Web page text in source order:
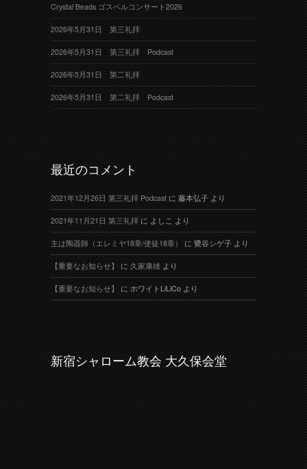
Crystal Beads ゴスペルコンサート2026
2026年5月31日 第三礼拝
2026年5月31日 第三礼拝 Podcast
2026年5月31日 第二礼拝
2026年5月31日 第二礼拝 Podcast
最近のコメント
2021年12月26日 第三礼拝 Podcastに藤本弘子より
2021年11月21日 第三礼拝によしこより
主は陶器師（エレミヤ18章/使徒18章）に鷺谷シゲ子より
【重要なお知らせ】に久家康雄より
【重要なお知らせ】にホワイトLiLiCoより
新宿シャローム教会 大久保会堂